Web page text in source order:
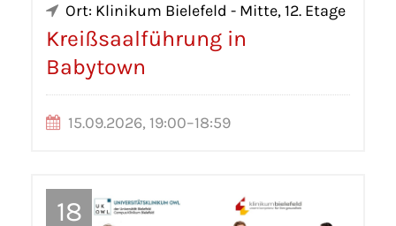
Ort: Klinikum Bielefeld - Mitte, 12. Etage
Kreißsaalführung in
Babytown
15.09.2026, 19:00–18:59
18